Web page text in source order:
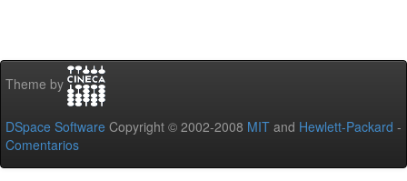
Theme by
DSpace Software Copyright © 2002-2008 MIT and Hewlett-Packard -
Comentarios